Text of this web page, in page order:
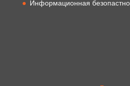
Информационная